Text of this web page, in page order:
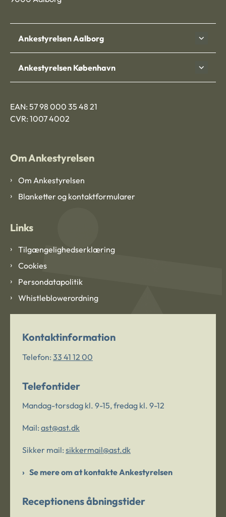
Ankestyrelsen Aalborg
Ankestyrelsen København
EAN: 57 98 000 35 48 21
CVR: 1007 4002
Om Ankestyrelsen
Om Ankestyrelsen
Blanketter og kontaktformularer
Links
Tilgængelighedserklæring
Cookies
Persondatapolitik
Whistleblowerordning
Kontaktinformation
Telefon: 33 41 12 00
Telefontider
Mandag-torsdag kl. 9-15, fredag kl. 9-12
Mail: ast@ast.dk
Sikker mail: sikkermail@ast.dk
Se mere om at kontakte Ankestyrelsen
Receptionens åbningstider